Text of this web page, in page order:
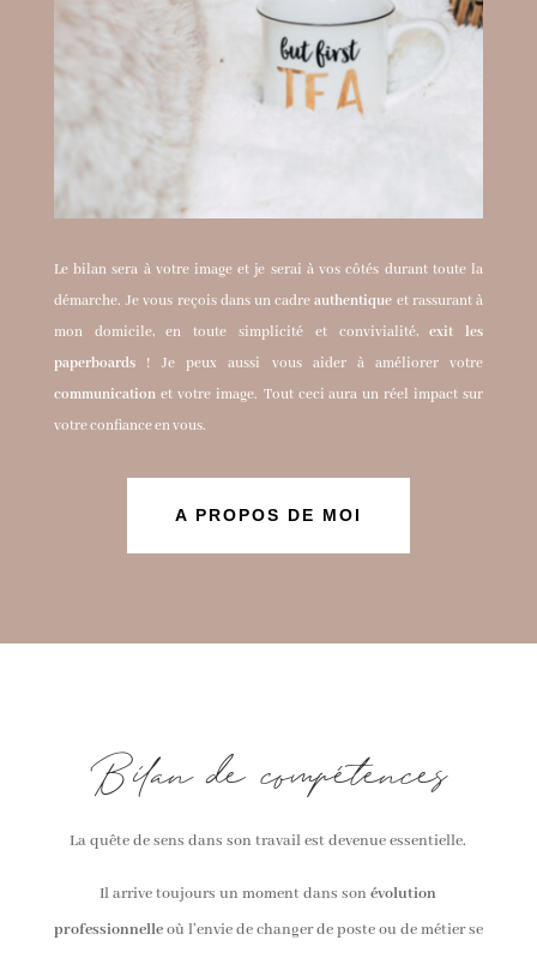
Le bilan sera à votre image et je serai à vos côtés durant toute la
démarche.Je vous reçois dans un cadreauthentique et rassurant à
mon domicile, en toute simplicité et convivialité,exit les
paperboards!Je peux aussi vous aider à améliorer votre
communicationet votre image. Tout ceci aura un réel impact sur
votre confiance en vous.
A PROPOS DE MOI
Bilan de compétences
La quête de sens dans son travail est devenue essentielle.
Il arrive toujours un moment dans sonévolution
professionnelleoù l’envie de changer de poste ou de métier se